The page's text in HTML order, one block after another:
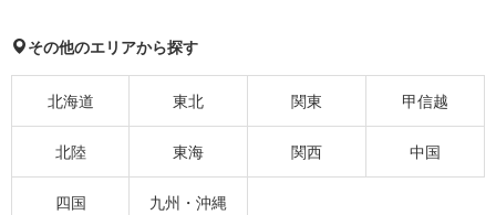
その他のエリアから探す
北海道 東北 関東 甲信越
北陸 東海 関西 中国
四国 九州・沖縄